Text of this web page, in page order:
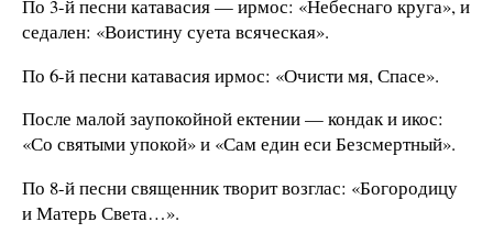
По 3-й песни катавасия — ирмос: «Небеснаго круга», и
седален: «Воистину суета всяческая».
По 6-й песни катавасия ирмос: «Очисти мя, Спасе».
После малой заупокойной ектении — кондак и икос:
«Со святыми упокой» и «Сам един еси Безсмертный».
По 8-й песни священник творит возглас: «Богородицу
и Матерь Света…».